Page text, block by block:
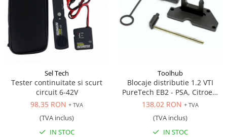
Sel Tech
Tester continuitate si scurt
circuit 6-42V
98,35 RON + TVA
(TVA inclus)
IN STOC
Toolhub
Blocaje distributie 1.2 VTI
PureTech EB2 - PSA, Citroen,
Peugeot, DS, Opel
138,02 RON + TVA
(TVA inclus)
IN STOC